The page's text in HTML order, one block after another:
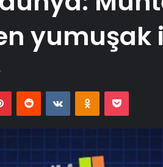
yumuşak
PinterestReddit VKontakteOdnoklassniki
Pocket